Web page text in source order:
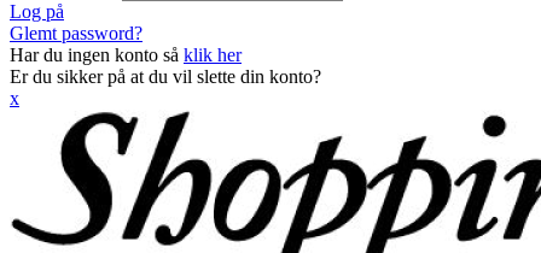
Log på
Glemt password?
Har du ingen konto så klik her
Er du sikker på at du vil slette din konto?
x